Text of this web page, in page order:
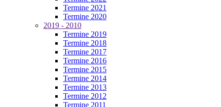
Termine 2021
Termine 2020
2019 - 2010
Termine 2019
Termine 2018
Termine 2017
Termine 2016
Termine 2015
Termine 2014
Termine 2013
Termine 2012
Termine 2011